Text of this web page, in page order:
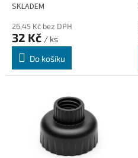
SKLADEM
26,45 Kč bez DPH
32 Kč / ks
Do košíku